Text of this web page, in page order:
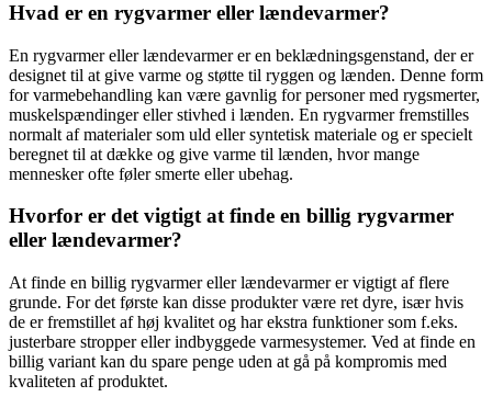
Hvad er en rygvarmer eller lændevarmer?
En rygvarmer eller lændevarmer er en beklædningsgenstand, der er
designet til at give varme og støtte til ryggen og lænden. Denne form
for varmebehandling kan være gavnlig for personer med rygsmerter,
muskelspændinger eller stivhed i lænden. En rygvarmer fremstilles
normalt af materialer som uld eller syntetisk materiale og er specielt
beregnet til at dække og give varme til lænden, hvor mange
mennesker ofte føler smerte eller ubehag.
Hvorfor er det vigtigt at finde en billig rygvarmer
eller lændevarmer?
At finde en billig rygvarmer eller lændevarmer er vigtigt af flere
grunde. For det første kan disse produkter være ret dyre, især hvis
de er fremstillet af høj kvalitet og har ekstra funktioner som f.eks.
justerbare stropper eller indbyggede varmesystemer. Ved at finde en
billig variant kan du spare penge uden at gå på kompromis med
kvaliteten af produktet.